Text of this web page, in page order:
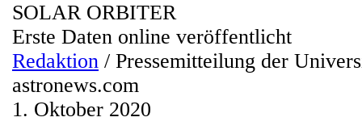
SOLAR ORBITER
Erste Daten online veröffentlicht
Redaktion / Pressemitteilung der
astronews.com
1. Oktober 2020